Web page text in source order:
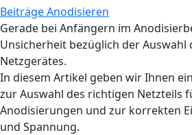
Beiträge Anodisieren
Gerade bei Anfängern im
Unsicherheit bezüglich der Auswahl
Netzgerätes.
In diesem Artikel geben wir Ihnen
zur Auswahl des richtigen Netzteils
Anodisierungen und zur korrekten
und Spannung.